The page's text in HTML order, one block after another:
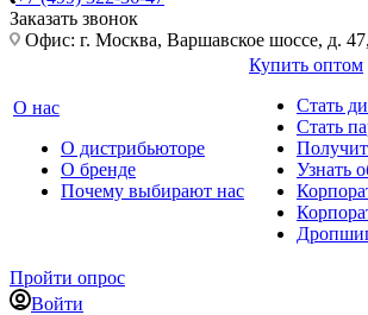
Заказать звонок
Офис: г. Москва, Варшавское шоссе, д.
О нас
О дистрибьюторе
О бренде
Почему выбирают нас
Купить оптом
Стать
Стать
Узнать
Пройти опрос
Войти